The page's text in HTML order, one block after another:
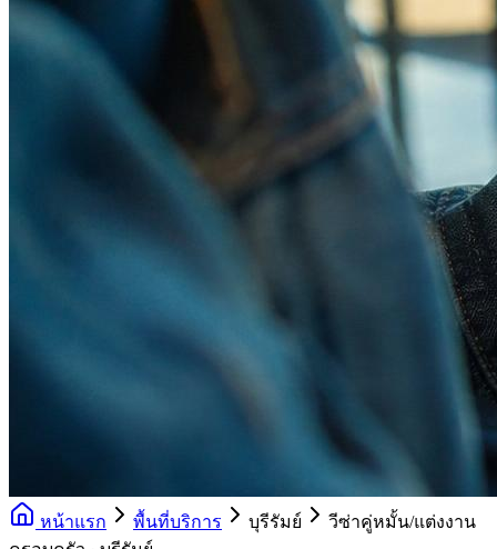
หน้าแรก พื้นที่บริการ บุรีรัมย์
วีซ่าคู่หมั้น/แต่งงาน